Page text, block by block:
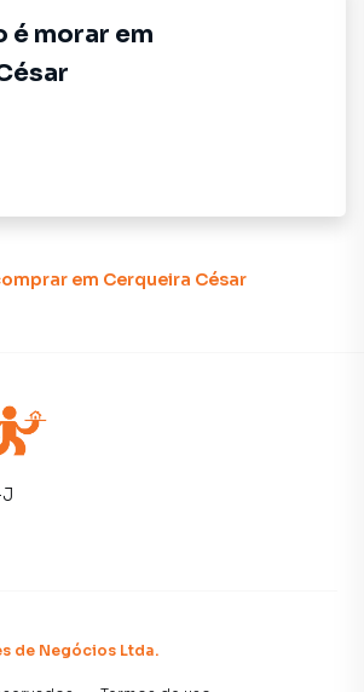
é morar em
em Cerqueira César
de Negócios Ltda.